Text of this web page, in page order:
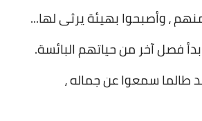
، وأصبحوا بهيئة يرثى لها...
فصل آخر من حياتهم البائسة.
طالما سمعوا عن جماله ،